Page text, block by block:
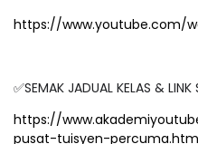
https://www.youtube.com/
✅SEMAK JADUAL KELAS & LINK
https://
pusat-tuisyen-